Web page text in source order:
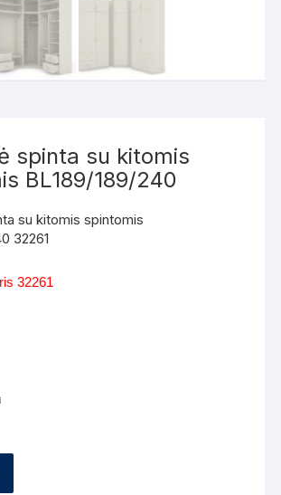
spinta su kitomis
BL189/189/240
su kitomis spintomis
32261
32261